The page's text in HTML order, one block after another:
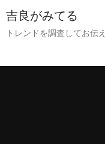
吉良がみてる
トレンドを調査してお伝